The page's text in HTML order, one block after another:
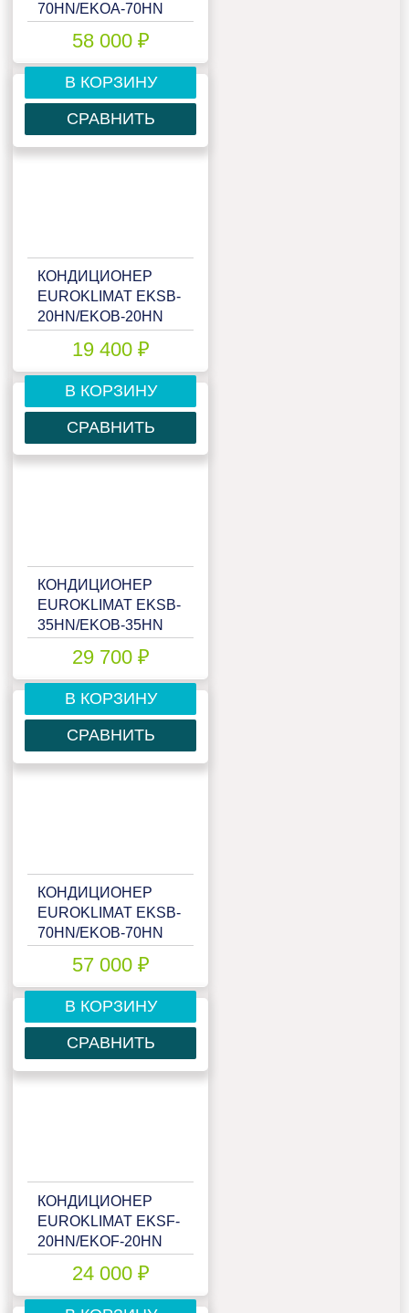
70HN/EKOA-70HN
58 000 ₽
В КОРЗИНУ
СРАВНИТЬ
КОНДИЦИОНЕР
EUROKLIMAT EKSB-
20HN/EKOB-20HN
19 400 ₽
В КОРЗИНУ
СРАВНИТЬ
КОНДИЦИОНЕР
EUROKLIMAT EKSB-
35HN/EKOB-35HN
29 700 ₽
В КОРЗИНУ
СРАВНИТЬ
КОНДИЦИОНЕР
EUROKLIMAT EKSB-
70HN/EKOB-70HN
57 000 ₽
В КОРЗИНУ
СРАВНИТЬ
КОНДИЦИОНЕР
EUROKLIMAT EKSF-
20HN/EKOF-20HN
24 000 ₽